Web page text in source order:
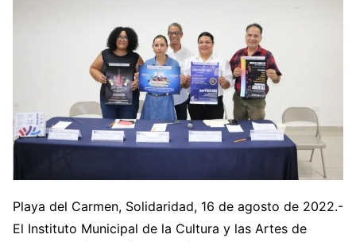
Playa del Carmen, Solidaridad, 16 de agosto de 2022.-
El Instituto Municipal de la Cultura y las Artes de